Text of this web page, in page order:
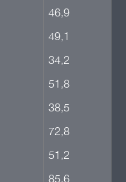
46,9
49,1
34,2
51,8
38,5
72,8
51,2
85,6